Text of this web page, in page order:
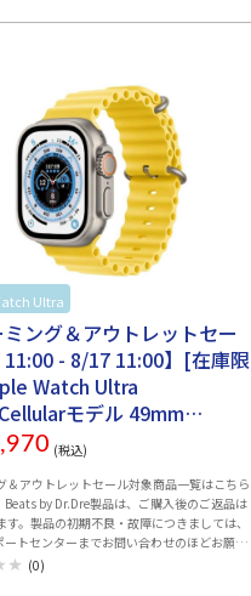
Ultra
ミング＆アウトレットセー
- 8/17 11:00】[在庫限
Watch Ultra
モデル 49mm
A [イエローオーシャンバ
(税込)
＆アウトレットセール対象商品一覧はこちら
by Dr.Dre製品は、ご購入後のご返品は
す。製品の初期不良・故障につきましては、
トセンターまでお問い合わせのほどお願い
。製品には保証書が付属致しません。保証の
(0)